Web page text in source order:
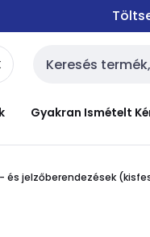
Keresési bemenet
Gyakran Ismételt
és jelzőberendezések